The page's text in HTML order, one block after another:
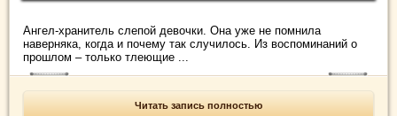
Ангел-хранитель слепой девочки. Она уже не помнила
наверняка, когда и почему так случилось. Из воспоминаний о
прошлом – только тлеющие ...
Читать запись полностью